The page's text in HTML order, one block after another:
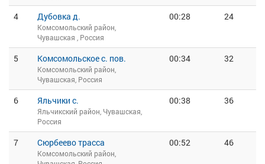
4 Дубовка д.
Комсомольский район,
Чувашская , Россия
00:28 24
5 Комсомольское с. пов.
Комсомольский район,
Чувашская, Россия
00:34 32
6 Яльчики с.
Яльчикский район, Чувашская,
Россия
00:38 36
7 Сюрбеево трасса
Комсомольский район,
00:52 46